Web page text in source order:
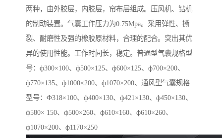
两种，由外胶层，内胶层，帘布层组成。压风机、钻机
的制动装置。气囊工作压力为0.75Mpa。采用弹性、撕
裂、耐磨性及强的橡胶原材料，合理的配合。突出其优
异的使用性能。工作时间长，稳定。普通型气囊规格型
号：ф300×100、ф500×125、ф600×125、ф700×200、
ф770×135、ф1000×200、ф1070×200、通风型气囊规格
型号：Ф318×100、ф400×130、ф421×130、ф450×130、
ф580× 150、ф500×260、ф610×160、ф610×260、
ф1070×200、ф1170×250